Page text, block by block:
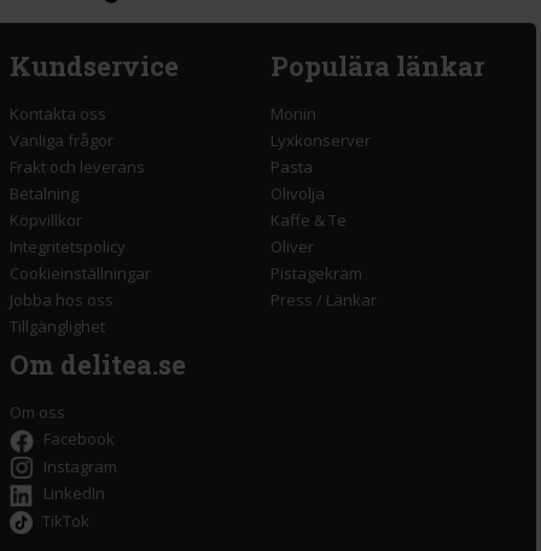
Kundservice
Kontakta oss
Vanliga frågor
Frakt och leverans
Betalning
Köpvillkor
Integritetspolicy
Cookieinställningar
Jobba hos oss
Tillgänglighet
Populära länkar
Monin
Lyxkonserver
Pasta
Olivolja
Kaffe & Te
Oliver
Pistagekräm
Press / Länkar
Om delitea.se
Om oss
Facebook
Instagram
LinkedIn
TikTok